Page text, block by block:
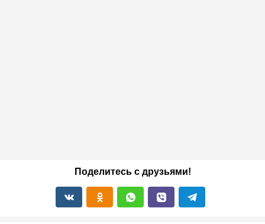
Поделитесь с друзьями!